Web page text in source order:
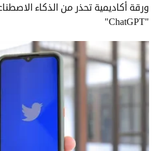
ورقة أكاديمية تحذر من الذكاء
"ChatGPT"